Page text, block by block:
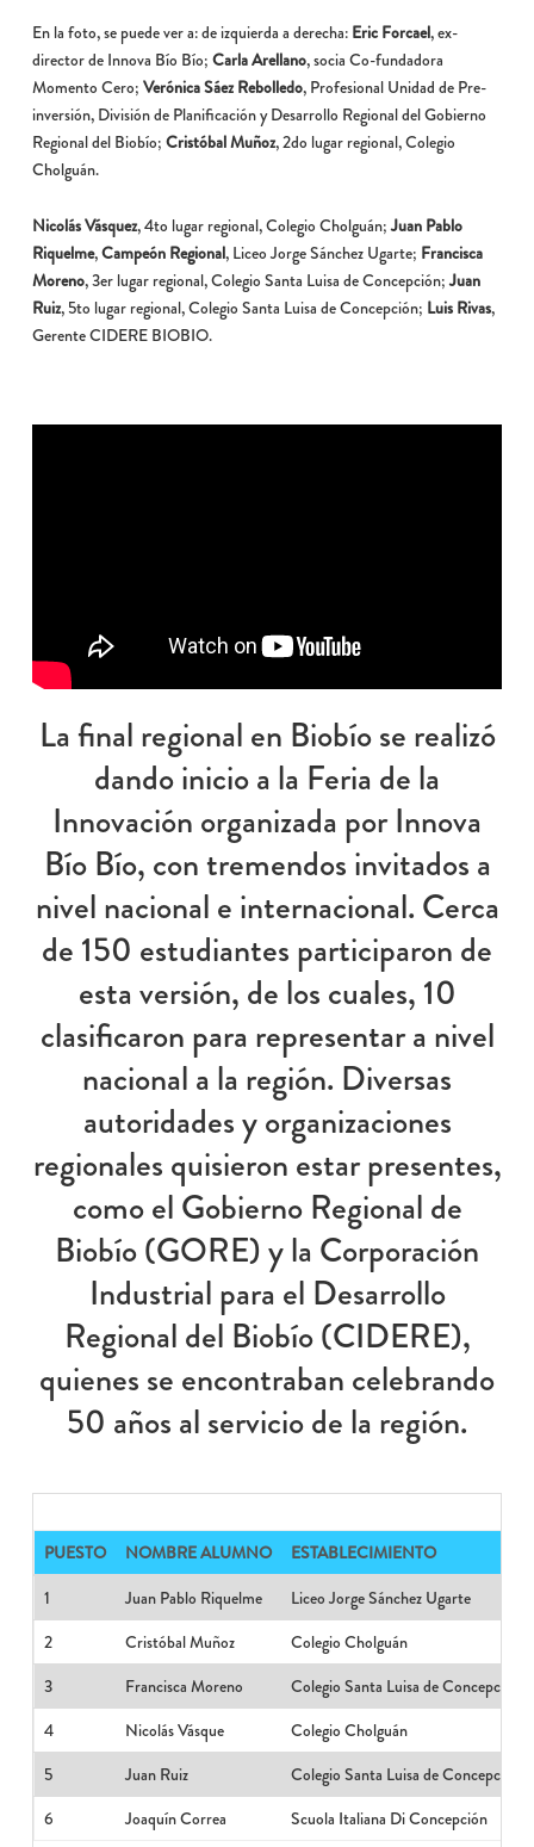
En la foto, se puede ver a: de izquierda a derecha: Eric Forcael, ex-
director de Innova Bío Bío; Carla Arellano, socia Co-fundadora
Momento Cero; Verónica Sáez Rebolledo, Profesional Unidad de Pre-
inversión, División de Planificación y Desarrollo Regional del Gobierno
Regional del Biobío; Cristóbal Muñoz, 2do lugar regional, Colegio
Cholguán.
Nicolás Vásquez, 4to lugar regional, Colegio Cholguán;Juan Pablo
Riquelme,Campeón Regional, Liceo Jorge Sánchez Ugarte; Francisca
Moreno, 3er lugar regional, Colegio Santa Luisa de Concepción;Juan
Ruiz, 5to lugar regional, Colegio Santa Luisa de Concepción; Luis Rivas,
Gerente CIDERE BIOBIO.
La final regional en Biobío se realizó
dando inicio a la Feria de la
Innovación organizada por Innova
Bío Bío, con tremendos invitados a
nivel nacional e internacional. Cerca
de 150 estudiantes participaron de
esta versión, de los cuales, 10
clasificaron para representar a nivel
nacional a la región. Diversas
autoridades y organizaciones
regionales quisieron estar presentes,
como el Gobierno Regional de
Biobío (GORE) y la Corporación
Industrial para el Desarrollo
Regional del Biobío (CIDERE),
quienes se encontraban celebrando
50 años al servicio de la región.
PUESTO NOMBRE ALUMNO
ESTABLECIMIENTO
1
Juan Pablo Riquelme
Liceo Jorge Sánchez Ugarte
2
Cristóbal Muñoz
Colegio Cholguán
3
Francisca Moreno
Colegio Santa Luisa de Concepción
4
Nicolás Vásque
Colegio Cholguán
5
Juan Ruiz
Colegio Santa Luisa de Concepción
6
Joaquín Correa Scuola Italiana Di Concepción